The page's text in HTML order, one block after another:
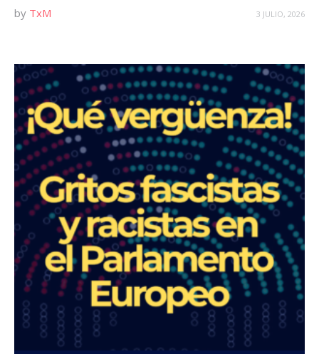
3 JULIO, 2026
by TxM